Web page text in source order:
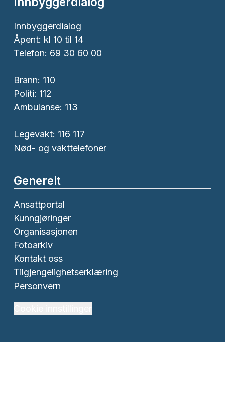
Innbyggerdialog
Åpent: kl 10 til 14
Telefon: 69 30 60 00
Brann: 110
Politi: 112
Ambulanse: 113
Legevakt: 116 117
Nød- og vakttelefoner
Generelt
Ansattportal
Kunngjøringer
Organisasjonen
Fotoarkiv
Kontakt oss
Tilgjengelighetserklæring
Personvern